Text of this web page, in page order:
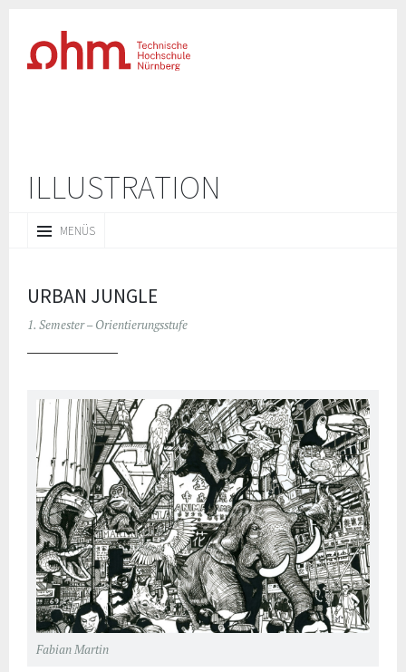
ILLUSTRATION
MENÜS
INHALT
URBAN JUNGLE
1. Semester – Orientierungsstufe
Fabian Martin